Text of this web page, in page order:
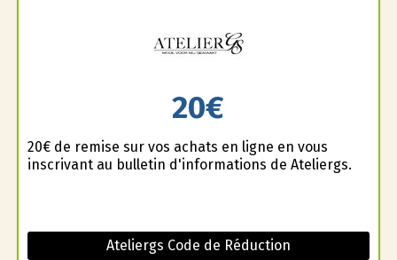
20€
20€ de remise sur vos achats en ligne en vous
inscrivant au bulletin d'informations de Ateliergs.
Ateliergs Code de Réduction